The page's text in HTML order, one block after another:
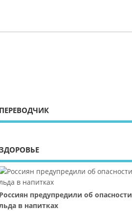
ПЕРЕВОДЧИК
Россиян предупредили об опасности
в напитках